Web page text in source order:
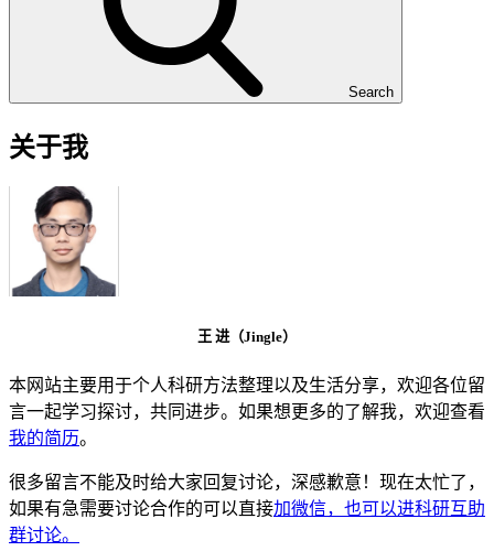
Search
关于我
王 进（Jingle）
本网站主要用于个人科研方法整理以及生活分享，欢迎各位留
言一起学习探讨，共同进步。如果想更多的了解我，欢迎查看
我的简历。
很多留言不能及时给大家回复讨论，深感歉意！现在太忙了，
如果有急需要讨论合作的可以直接加微信，也可以进科研互助
群讨论。